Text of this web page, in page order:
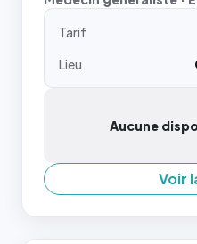
Tarif
Lieu
Aucune
Voir